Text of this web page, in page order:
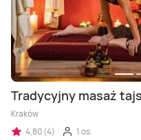
Tradycyjny masaż
Kraków
4,80 (4)
1 os.